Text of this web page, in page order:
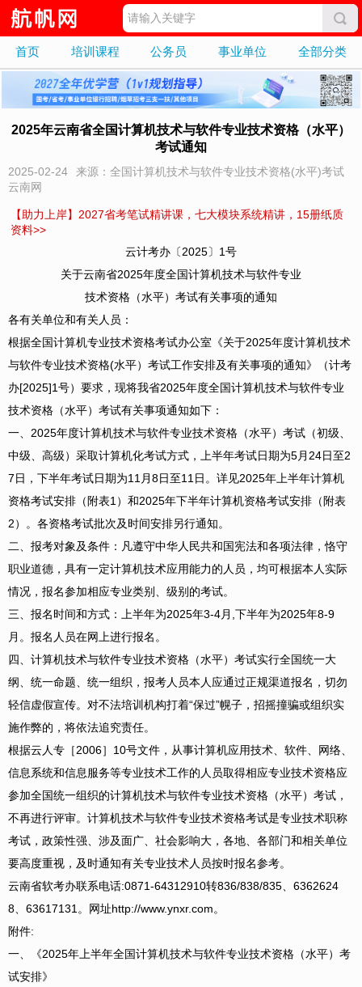
首页 培训课程 公务员 事业单位 全部分类
2025年云南省全国计算机技术与软件专业技术资格（水平）
考试通知
2025-02-24
来源：全国计算机技术与软件专业技术资格(水平)考试
云南网
【助力上岸】2027省考笔试精讲课，七大模块系统精讲，15册纸质
资料>>
云计考办〔2025〕1号
关于云南省2025年度全国计算机技术与软件专业
技术资格（水平）考试有关事项的通知
各有关单位和有关人员：
根据全国计算机专业技术资格考试办公室《关于2025年度计算机技术
与软件专业技术资格(水平）考试工作安排及有关事项的通知》（计考
办[2025]1号）要求，现将我省2025年度全国计算机技术与软件专业
技术资格（水平）考试有关事项通知如下：
一、2025年度计算机技术与软件专业技术资格（水平）考试（初级、
中级、高级）采取计算机化考试方式，上半年考试日期为5月24日至2
7日，下半年考试日期为11月8日至11日。详见2025年上半年计算机
资格考试安排（附表1）和2025年下半年计算机资格考试安排（附表
2）。各资格考试批次及时间安排另行通知。
二、报考对象及条件：凡遵守中华人民共和国宪法和各项法律，恪守
职业道德，具有一定计算机技术应用能力的人员，均可根据本人实际
情况，报名参加相应专业类别、级别的考试。
三、报名时间和方式：上半年为2025年3-4月,下半年为2025年8-9
月。报名人员在网上进行报名。
四、计算机技术与软件专业技术资格（水平）考试实行全国统一大
纲、统一命题、统一组织，报考人员本人应通过正规渠道报名，切勿
轻信虚假宣传。对不法培训机构打着“保过”幌子，招摇撞骗或组织实
施作弊的，将依法追究责任。
根据云人专［2006］10号文件，从事计算机应用技术、软件、网络、
信息系统和信息服务等专业技术工作的人员取得相应专业技术资格应
参加全国统一组织的计算机技术与软件专业技术资格（水平）考试，
不再进行评审。计算机技术与软件专业技术资格考试是专业技术职称
考试，政策性强、涉及面广、社会影响大，各地、各部门和相关单位
要高度重视，及时通知有关专业技术人员按时报名参考。
云南省软考办联系电话:0871-64312910转836/838/835、6362624
8、63617131。网址http://www.ynxr.com。
附件:
一、《2025年上半年全国计算机技术与软件专业技术资格（水平）考
试安排》